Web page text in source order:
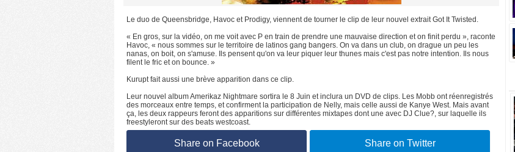
Le duo de Queensbridge, Havoc et Prodigy, viennent de tourner le clip de leur nouvel extrait Got It Twisted.
« En gros, sur la vidéo, on me voit avec P en train de prendre une mauvaise direction et on finit perdu », raconte
Havoc, « nous sommes sur le territoire de latinos gang bangers. On va dans un club, on drague un peu les
nanas, on boit, on s'amuse. Ils pensent qu'on va leur piquer leur thunes mais c'est pas notre intention. Ils nous
filent le fric et on bounce. »
Kurupt fait aussi une brève apparition dans ce clip.
Leur nouvel album Amerikaz Nightmare sortira le 8 Juin et inclura un DVD de clips. Les Mobb ont réenregistrés
des morceaux entre temps, et confirment la participation de Nelly, mais celle aussi de Kanye West. Mais avant
ça, les deux rappeurs feront des apparitions sur différentes mixtapes dont une avec DJ Clue?, sur laquelle ils
freestyleront sur des beats westcoast.
Share on Facebook Share on Twitter